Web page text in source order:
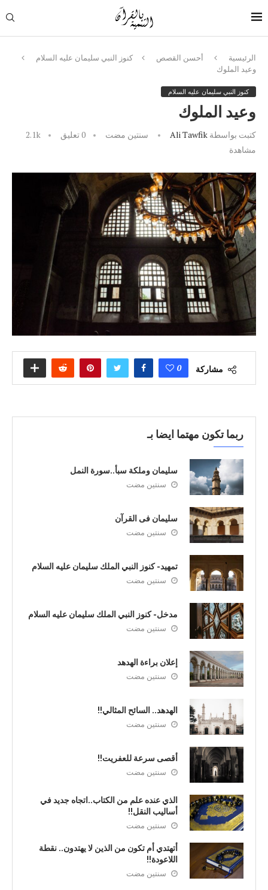
الرئيسية أحسن القصص
كنوز النبي سليمان عليه السلام
وعيد الملوك
كنوز النبي سليمان عليه السلام
وعيد الملوك
كتبت بواسطة Ali Tawfik سنتين مضت 0 تعليق
2.1k
مشاهدة
مشاركة 0
ربما تكون مهتما ايضا بـ
سليمان وملكة سبأ..سورة النمل
سنتين مضت
سليمان فى القرآن
سنتين مضت
تمهيد- كنوز النبي الملك سليمان عليه السلام
سنتين مضت
مدخل- كنوز النبي الملك سليمان عليه السلام
سنتين مضت
إعلان براءة الهدهد
سنتين مضت
الهدهد.. السائح المثالي!!
سنتين مضت
أقصى سرعة للعفريت!!
سنتين مضت
الذي عنده علم من الكتاب..اتجاه جديد في
أساليب النقل!!
سنتين مضت
أتهتدي أم تكون من الذين لا يهتدون.. نقطة
اللاعودة!!
سنتين مضت